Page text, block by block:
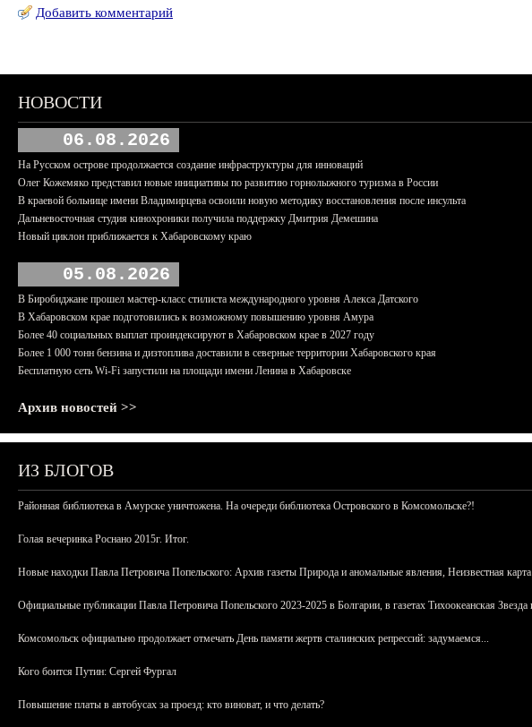
Добавить комментарий
НОВОСТИ
06.08.2026
На Русском острове продолжается создание инфраструктуры для инноваций
Олег Кожемяко представил новые инициативы по развитию горнолыжного туризма в России
В краевой больнице имени Владимирцева освоили новую методику восстановления после инсульта
Дальневосточная студия кинохроники получила поддержку Дмитрия Демешина
Новый циклон приближается к Хабаровскому краю
05.08.2026
В Биробиджане прошел мастер-класс стилиста международного уровня Алекса Датского
В Хабаровском крае подготовились к возможному повышению уровня Амура
Более 40 социальных выплат проиндексируют в Хабаровском крае в 2027 году
Более 1 000 тонн бензина и дизтоплива доставили в северные территории Хабаровского края
Бесплатную сеть Wi-Fi запустили на площади имени Ленина в Хабаровске
Архив новостей >>
ИЗ БЛОГОВ
Районная библиотека в Амурске уничтожена. На очереди библиотека Островского в Комсомольске?!
Голая вечеринка Роснано 2015г. Итог.
Новые находки Павла Петровича Попельского: Архив газеты Природа и аномальные явления, Неизвестная
Официальные публикации Павла Петровича Попельского 2023-2025 в Болгарии, в газетах Тихоокеанская
Комсомольск официально продолжает отмечать День памяти жертв сталинских репрессий: задумаемся...
Кого боится Путин: Сергей Фургал
Повышение платы в автобусах за проезд: кто виноват, и что делать?